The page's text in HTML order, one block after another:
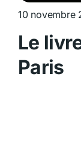
10 novembre
Le
Paris